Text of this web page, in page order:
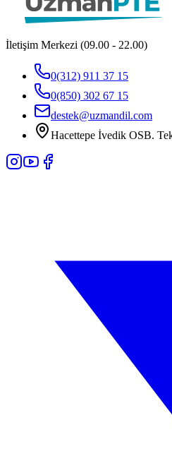
İletişim Merkezi (09.00 - 22.00)
0(312) 911 37 15
0(850) 302 67 15
destek@uzmandil.com
Hacettepe İvedik OSB.